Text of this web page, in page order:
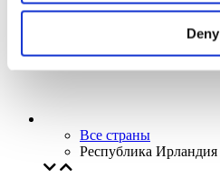
Deny
Все страны
Республика Ирландия